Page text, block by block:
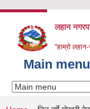
लहान
"हाम्रो
Main menu